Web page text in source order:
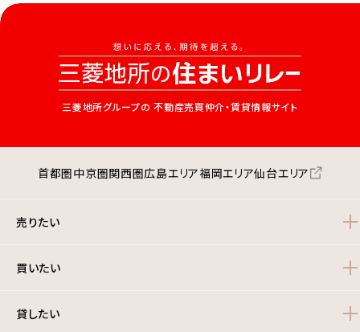
三菱地所グループの 不動産売買仲介・賃貸情報サイト
首都圏中京圏関西圏広島エリア福岡エリア仙台エリア
売りたい
買いたい
貸したい